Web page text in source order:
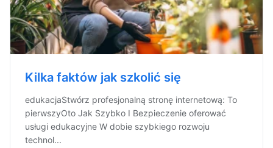
Kilka faktów jak szkolić się
edukacjaStwórz profesjonalną stronę internetową: To
pierwszyOto Jak Szybko I Bezpieczenie oferować
usługi edukacyjne W dobie szybkiego rozwoju
technol...